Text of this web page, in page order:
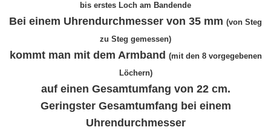
bis erstes Loch am Bandende
Bei einem Uhrendurchmesser von 35 mm (von Steg
zu Steg gemessen)
kommt man mit dem Armband (mit den 8 vorgegebenen
Löchern)
auf einen Gesamtumfang von 22 cm.
Geringster Gesamtumfang bei einem
Uhrendurchmesser